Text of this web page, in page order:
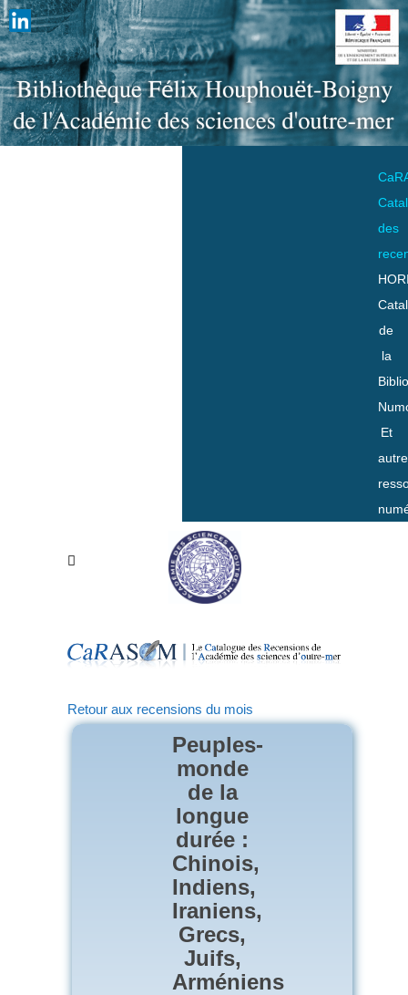
des
de
la
Et
Retour aux recensions du mois
Peuples-
monde
de la
longue
durée :
Chinois,
Indiens,
Iraniens,
Grecs,
Juifs,
Arméniens